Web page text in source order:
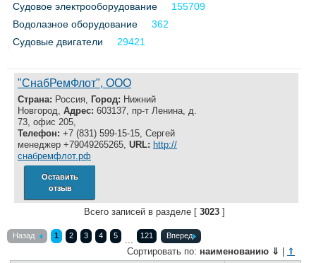
Судовое электрооборудование
155709
Водолазное оборудование
362
Судовые двигатели
29421
"СнабРемФлот", ООО
Страна: Россия, Город: Нижний
Новгород, Адрес: 603137, пр-т Ленина, д.
73, офис 205,
Телефон: +7 (831) 599-15-15, Сергей
менеджер +79049265265, URL: http://
снабремфлот.рф
Оставить
отзыв
Всего записей в разделе [ 3023 ]
Назад 1 2 3 4 5 ... 121 Вперед
Сортировать по: наименованию ⇓
⇑